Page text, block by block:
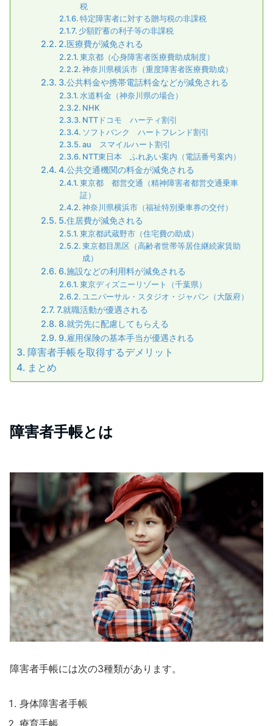
税
特定障害者に対する贈与税の非課税
少額貯蓄の利子等の非課税
2.医療費が減免される
東京都（心身障害者医療費助成制度）
神奈川県横浜市（重度障害者医療費助成）
3.公共料金や携帯電話料金などが減免される
水道料金（神奈川県の場合）
NHK
NTTドコモ ハーティ割引
ソフトバンク ハートフレンド割引
au スマイルハート割引
NTT東日本 ふれあい案内（電話番号案内）
4.公共交通機関の料金が減免される
東京都 都営交通（精神障害者都営交通乗車
証）
神奈川県横浜市（福祉特別乗車券の交付）
5.住居費が減免される
東京都武蔵野市（住宅費の助成）
東京都目黒区（高齢者世帯等居住継続家賃助
成）
6.施設などの利用料が減免される
東京ディズニーリゾート（千葉県）
ユニバーサル・スタジオ・ジャパン（大阪府）
7.就職活動が優遇される
8.就労先に配慮してもらえる
9.雇用保険の基本手当が優遇される
障害者手帳を取得するデメリット
まとめ
障害者手帳とは
障害者手帳には次の3種類があります。
身体障害者手帳